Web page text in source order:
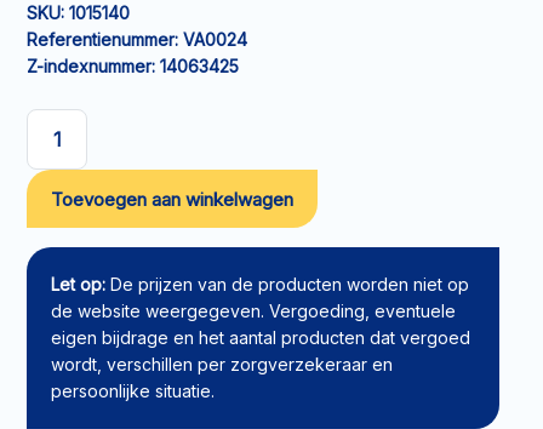
SKU: 1015140
Referentienummer: VA0024
Z-indexnummer: 14063425
Netverband
HEKA
maat
4
25m
aantal
Toevoegen aan winkelwagen
Let op: De prijzen van de producten worden niet op
de website weergegeven. Vergoeding, eventuele
eigen bijdrage en het aantal producten dat vergoed
wordt, verschillen per zorgverzekeraar en
persoonlijke situatie.